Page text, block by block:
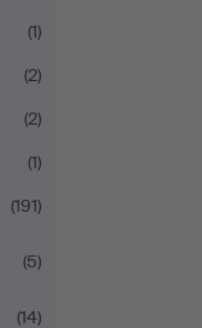
(1)
(2)
(2)
(1)
(191)
(5)
(14)